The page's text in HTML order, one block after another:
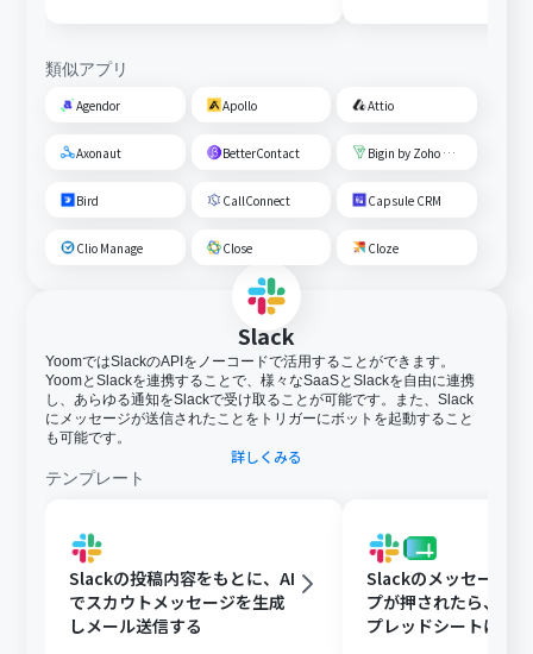
類似アプリ
Agendor Apollo Attio
Axonaut BetterContact Bigin by Zoho CRM
Bird CallConnect Capsule CRM
Clio Manage Close Cloze
Slack
YoomではSlackのAPIをノーコードで活用することができます。
YoomとSlackを連携することで、様々なSaaSとSlackを自由に連携
し、あらゆる通知をSlackで受け取ることが可能です。また、Slack
にメッセージが送信されたことをトリガーにボットを起動すること
も可能です。
詳しくみる
テンプレート
Slackの投稿内容をもとに、AI
でスカウトメッセージを生成
しメール送信する
Slackのメッセージに
プが押されたら、
プレッドシートにメ